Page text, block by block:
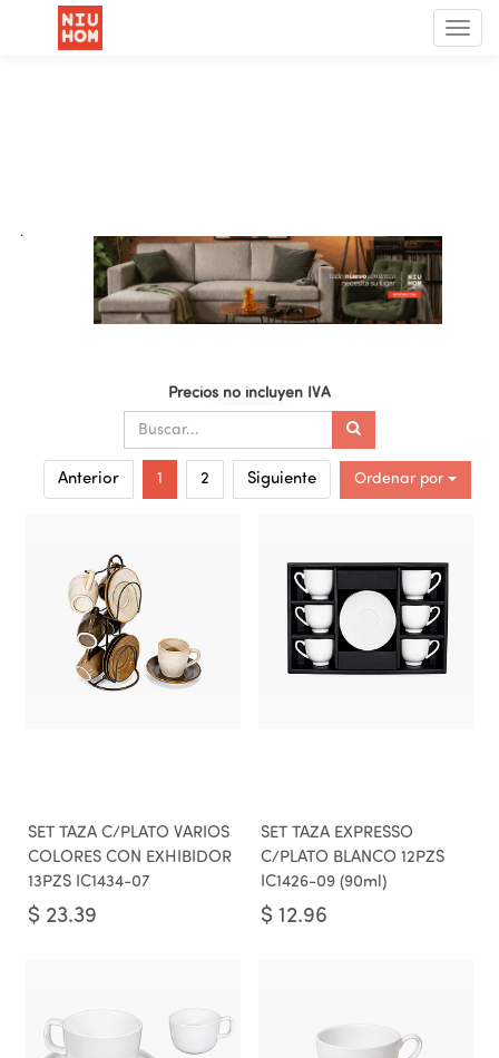
Menú
de
.
Precios no incluyen IVA
Anterior 1 2 Siguiente Ordenar por
SET TAZA C/PLATO VARIOS
COLORES CON EXHIBIDOR
13PZS IC1434-07
$ 23.39
SET TAZA EXPRESSO
C/PLATO BLANCO 12PZS
IC1426-09 (90ml)
$ 12.96